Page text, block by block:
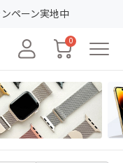
実地中
0